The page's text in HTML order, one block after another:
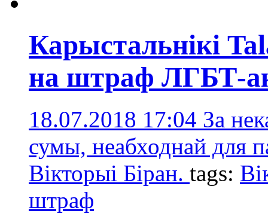
Карыстальнікі
на штраф ЛГБТ-
18.07.2018 17:04 За
сумы, неабходнай для
Вікторыі Біран. tags:
штраф